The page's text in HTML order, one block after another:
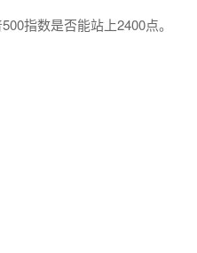
指数是否能站上2400点。